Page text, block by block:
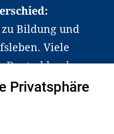
Bildung und
Viele
Deutschland
dabei.
Privatsphäre